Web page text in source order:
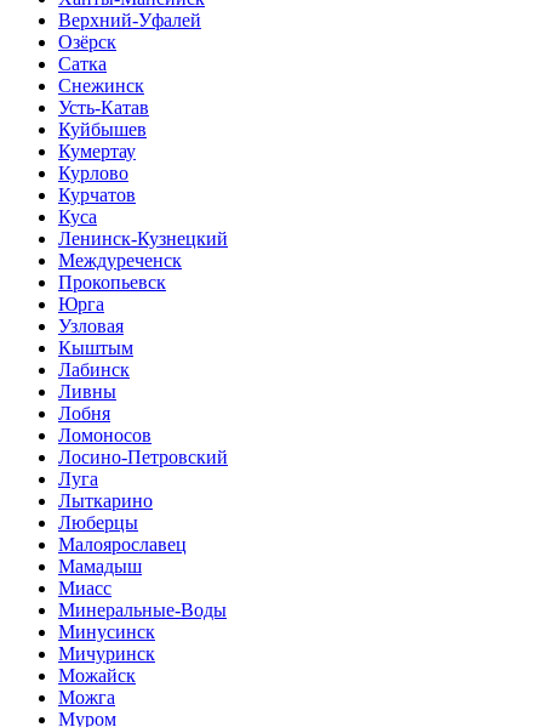
Верхний-Уфалей
Озёрск
Сатка
Снежинск
Усть-Катав
Куйбышев
Кумертау
Курлово
Курчатов
Куса
Ленинск-Кузнецкий
Междуреченск
Прокопьевск
Юрга
Узловая
Кыштым
Лабинск
Ливны
Лобня
Ломоносов
Лосино-Петровский
Луга
Лыткарино
Люберцы
Малоярославец
Мамадыш
Миасс
Минеральные-Воды
Минусинск
Мичуринск
Можайск
Можга
Муром